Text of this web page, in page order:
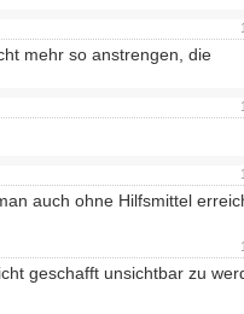
mehr so anstrengen, die
auch ohne Hilfsmittel
geschafft unsichtbar zu